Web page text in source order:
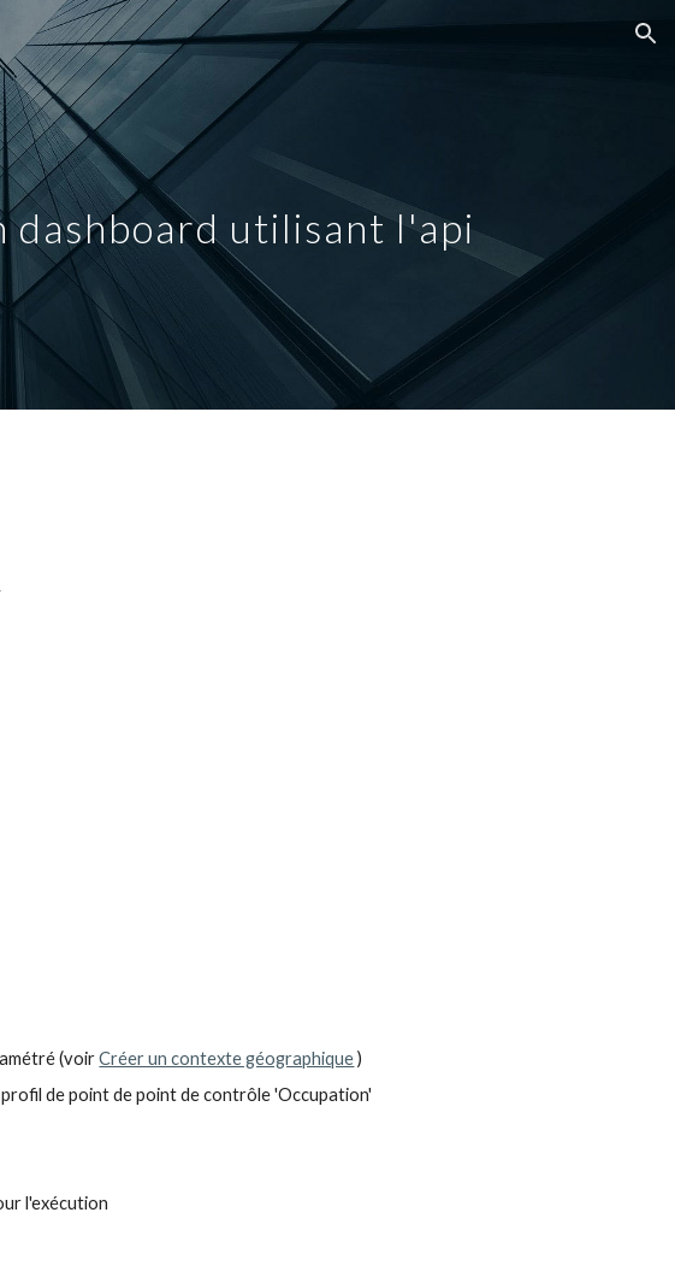
Skip to navigation
utilisant l'api
(voir Créer un contexte géographique )
de point de point de contrôle 'Occupation'
l'exécution